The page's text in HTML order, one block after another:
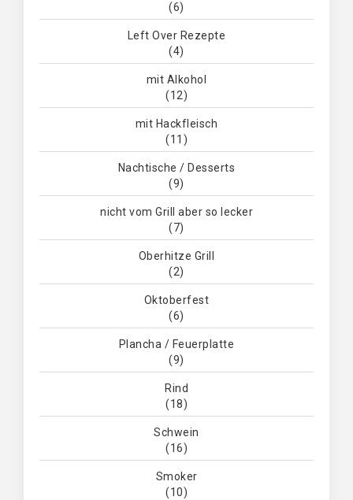
(6)
Left Over Rezepte
(4)
mit Alkohol
(12)
mit Hackfleisch
(11)
Nachtische / Desserts
(9)
nicht vom Grill aber so lecker
(7)
Oberhitze Grill
(2)
Oktoberfest
(6)
Plancha / Feuerplatte
(9)
Rind
(18)
Schwein
(16)
Smoker
(10)